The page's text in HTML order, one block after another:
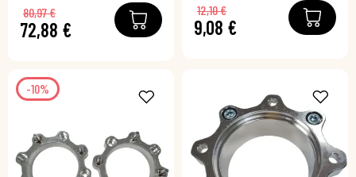
72,88 €
80,97 €
9,08 €
12,10 €
-10%